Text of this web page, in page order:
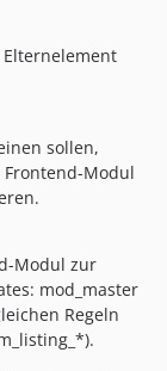
sollen,
Modul
Modul zur
mod_master
Regeln